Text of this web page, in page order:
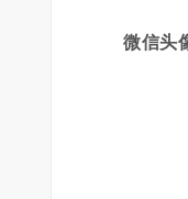
微信头